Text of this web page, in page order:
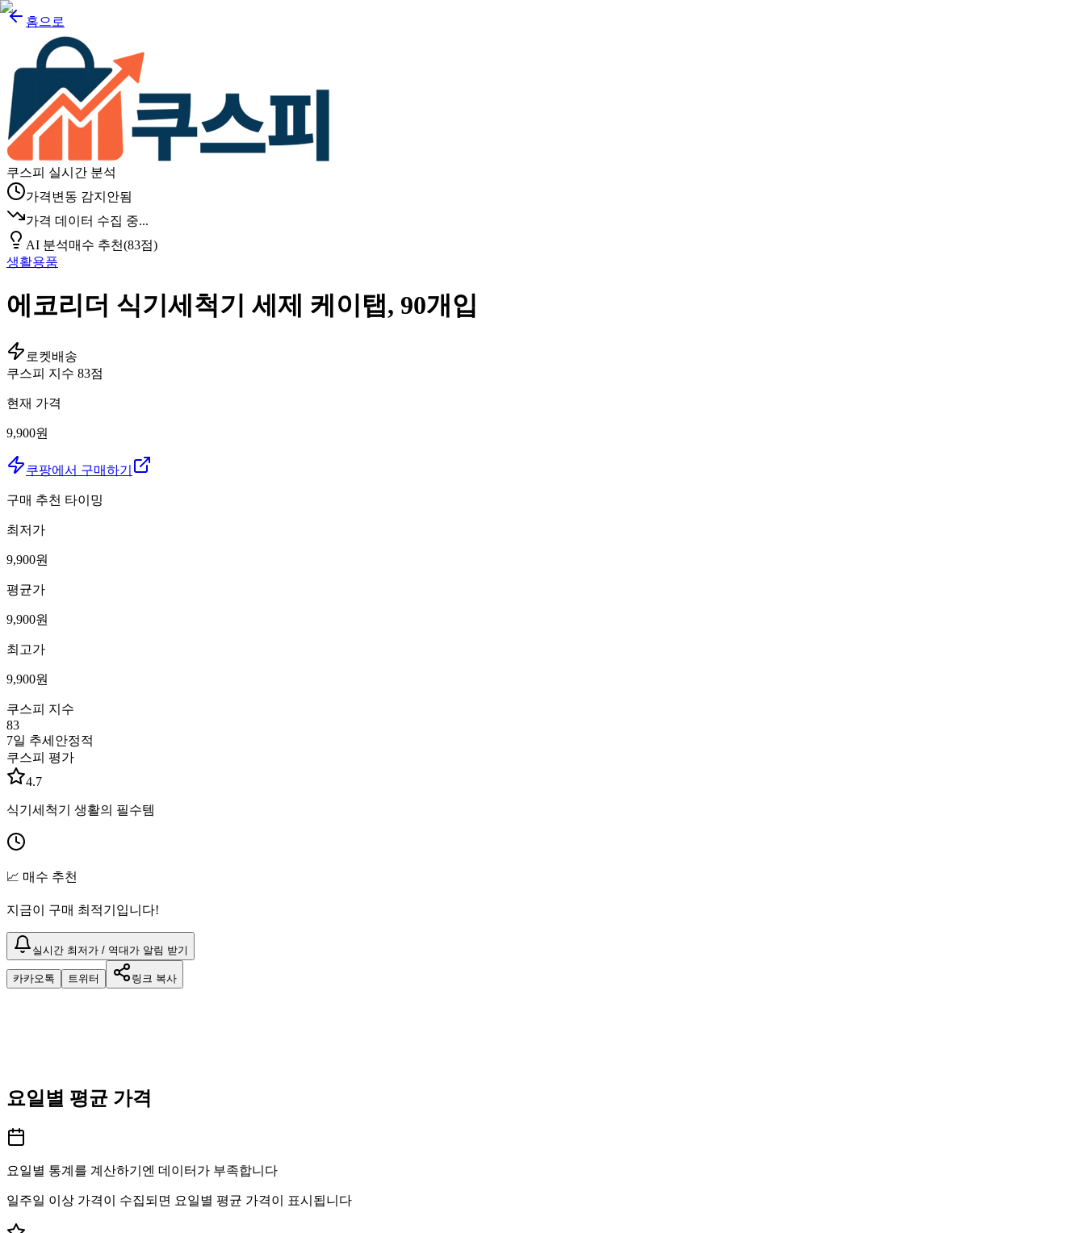
홈으로
쿠스피 실시간 분석
가격변동 감지안됨
가격 데이터 수집 중...
AI 분석매수 추천(83점)
생활용품
에코리더 식기세척기 세제 케이탭, 90개입
로켓배송
쿠스피 지수 83점
현재 가격
9,900원
쿠팡에서 구매하기
구매 추천 타이밍
최저가
9,900원
평균가
9,900원
최고가
9,900원
쿠스피 지수
83
7일 추세 안정적
쿠스피 평가
4.7
식기세척기 생활의 필수템
📈 매수 추천
지금이 구매 최적기입니다!
실시간 최저가 / 역대가 알림 받기
카카오톡 트위터 링크 복사
요일별 평균 가격
요일별 통계를 계산하기엔 데이터가 부족합니다
일주일 이상 가격이 수집되면 요일별 평균 가격이 표시됩니다